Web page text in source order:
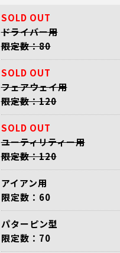
フェアウェイ用
SOLD OUT
ドライバー用
限定数：80
SOLD OUT
フェアウェイ用
限定数：120
SOLD OUT
ユーティリティー用
限定数：120
アイアン用
限定数：60
パターピン型
限定数：70